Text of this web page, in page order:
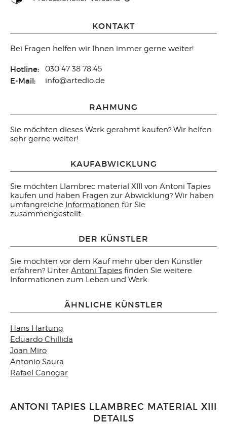
KONTAKT
Bei Fragen helfen wir Ihnen immer gerne weiter!
Hotline: 030 47 38 78 45
E-Mail: info@artedio.de
RAHMUNG
Sie möchten dieses Werk gerahmt kaufen? Wir helfen
sehr gerne weiter!
KAUFABWICKLUNG
Sie möchten Llambrec material XIII von Antoni Tapies
kaufen und haben Fragen zur Abwicklung? Wir haben
umfangreiche Informationen für Sie
zusammengestellt.
DER KÜNSTLER
Sie möchten vor dem Kauf mehr über den Künstler
erfahren? Unter Antoni Tapies finden Sie weitere
Informationen zum Leben und Werk.
ÄHNLICHE KÜNSTLER
Hans Hartung
Eduardo Chillida
Joan Miro
Antonio Saura
Rafael Canogar
ANTONI TAPIES LLAMBREC MATERIAL XIII
DETAILS